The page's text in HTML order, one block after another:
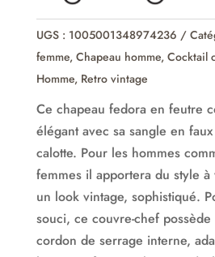
vintage
ceremonie
UGS : 1005001348974236
femme, Chapeau homme, Cocktail
Homme, Retro vintage
Ce chapeau fedora en feutre
élégant avec sa sangle en
calotte. Pour les hommes
femmes il apportera du style
un look vintage, sophistiqué.
souci, ce couvre-chef
cordon de serrage interne,